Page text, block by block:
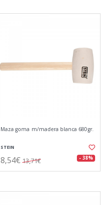
Maza goma m/madera blanca 680gr.
STEIN
8,54€ 13,71€ - 38%